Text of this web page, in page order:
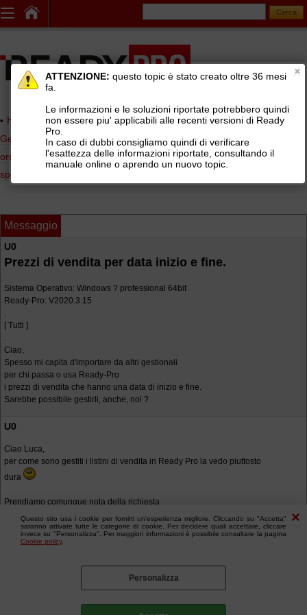
Questo sito usa i cookie per fornirti un'esperienza migliore. Cliccando su "Accetta"
saranno attivate tutte le categorie di cookie. Per decidere quali accettare, cliccare
invece su "Personalizza". Per maggiori informazioni è possibile consultare la pagina
Cookie policy.
Personalizza
Home page> AREE DI SUPPORTO TECNICO GRATUITO>
Gestionale Ready Pro>Commerciale, listini di vendita, preventivi,
ordini clienti, agenti e provvigioni>Listini di vendita e condizioni
speciali di vendita
Messaggio
U0
Prezzi di vendita per data inizio e fine.
Sistema Operativo: Windows ? professional 64bit
Ready-Pro: V2020.3.15
.
[ Tutti ]
.
Ciao,
Spesso mi capita d'importare da altri gestionali
per chi passa o usa Ready-Pro
i prezzi di vendita che hanno una data di inizio e fine.
Sarebbe possibile gestirli, anche, noi ?
U0
Ciao Luca,
per come sono gestiti i listini di vendita in Ready Pro la vedo piuttosto
dura
Prendiamo comunque nota della richiesta
ATTENZIONE: questo topic è stato creato oltre 36 mesi
fa.
Le informazioni e le soluzioni riportate potrebbero quindi
non essere piu' applicabili alle recenti versioni di Ready
Pro.
In caso di dubbi consigliamo quindi di verificare
l'esattezza delle informazioni riportate, consultando il
manuale online o aprendo un nuovo topic.